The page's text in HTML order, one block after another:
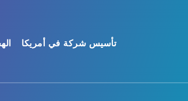
تأسيس شركة في أمريكا